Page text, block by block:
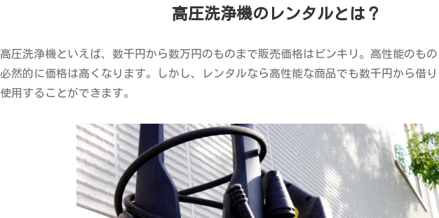
高圧洗浄機のレンタルとは？
高圧洗浄機といえば、数千円から数万円のものまで販売価格はピンキリ。高性能のも
必然的に価格は高くなります。しかし、レンタルなら高性能な商品でも数千円から借
使用することができます。